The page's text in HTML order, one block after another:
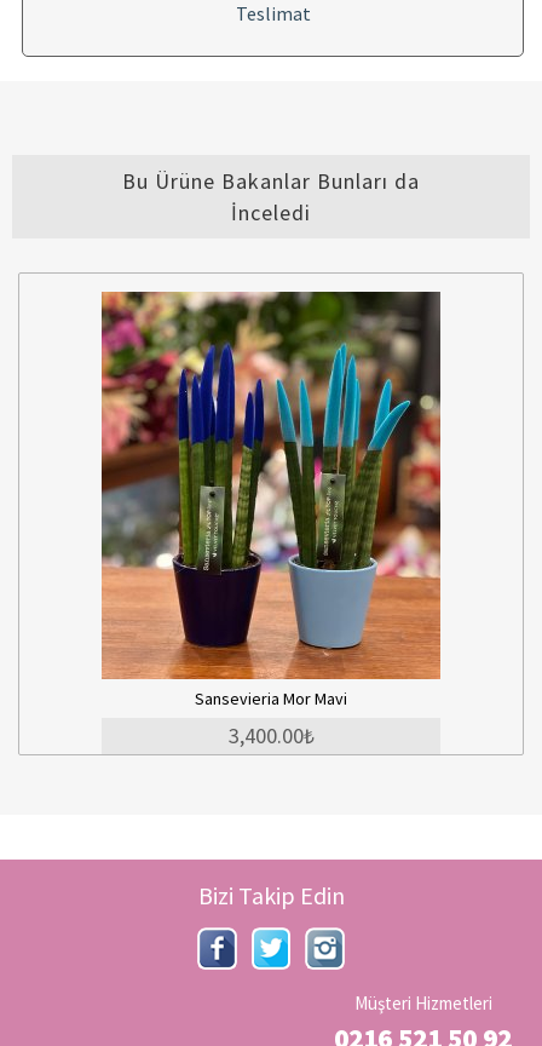
Teslimat
Bu Ürüne Bakanlar Bunları da
İnceledi
Bizi Takip Edin
Müşteri Hizmetleri
0216 521 50 92